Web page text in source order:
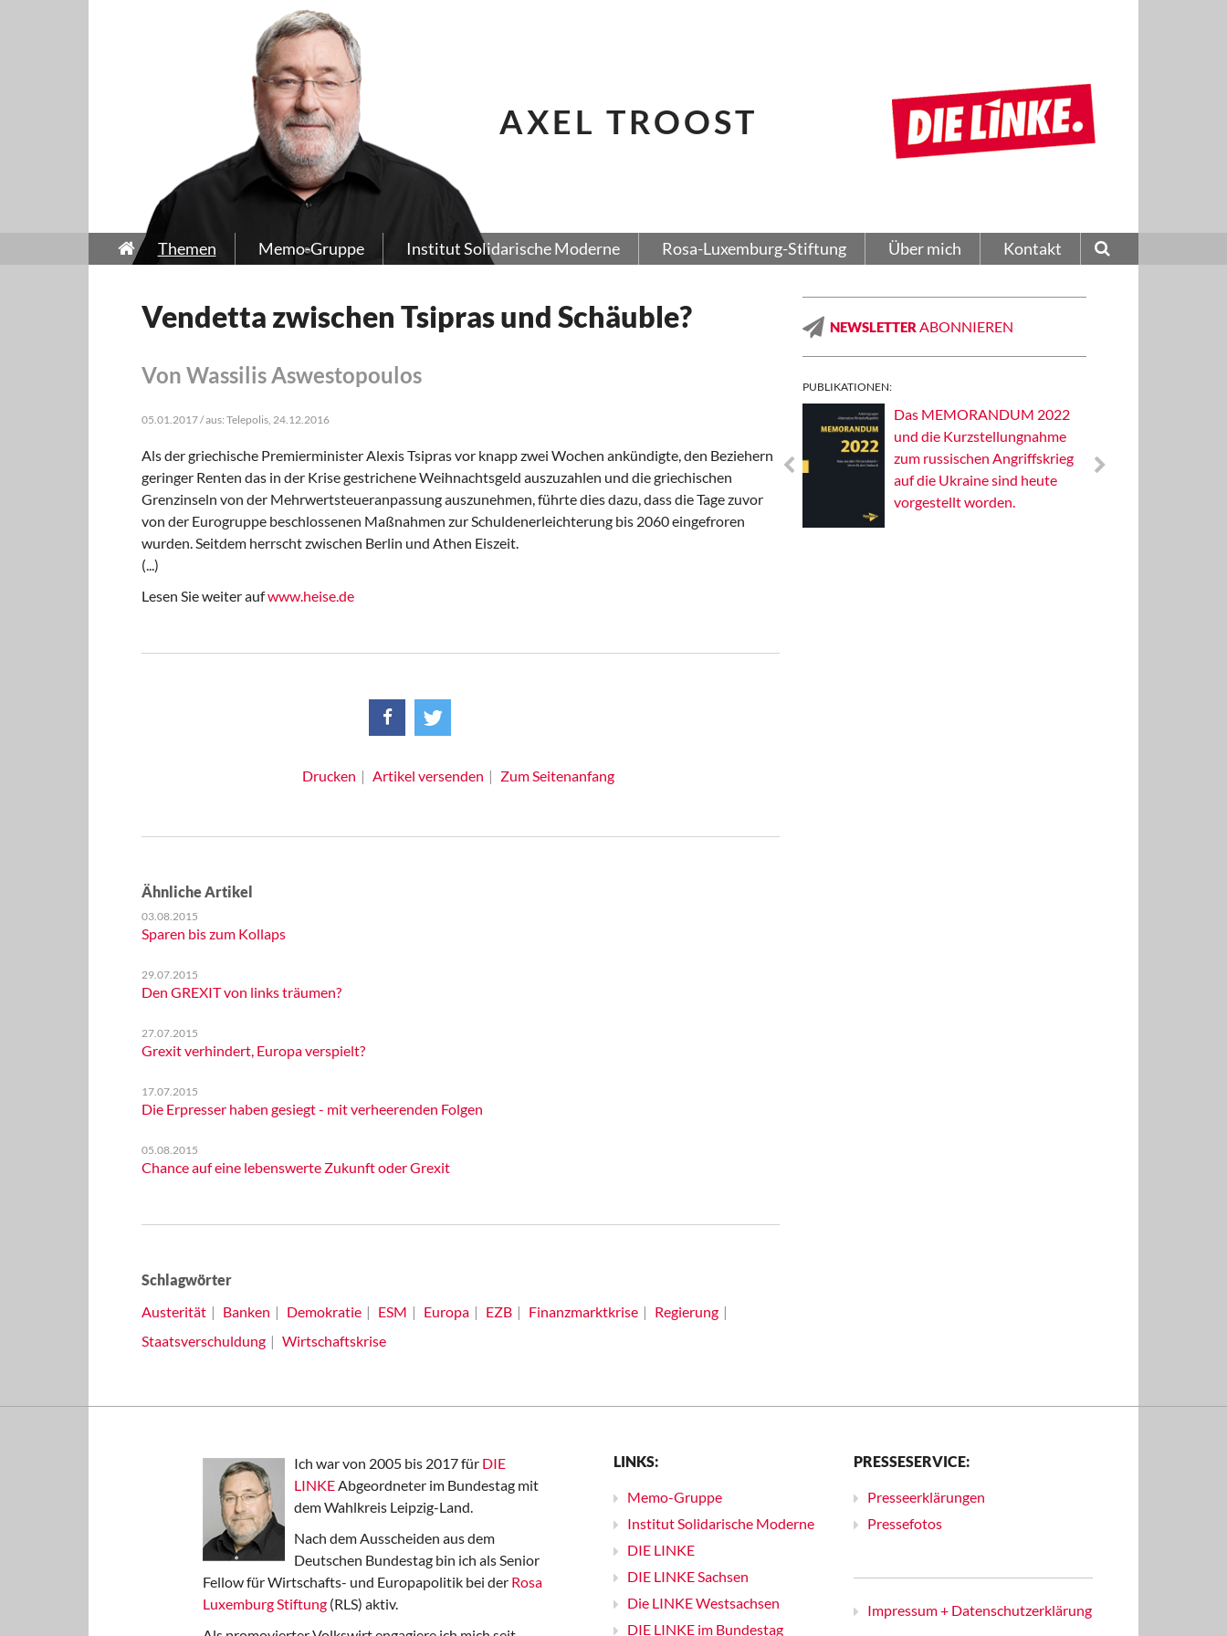
AXEL TROOST
Themen Memo-Gruppe Institut Solidarische Moderne Rosa-Luxemburg-Stiftung Über mich Kontakt
Vendetta zwischen Tsipras und Schäuble?
Von Wassilis Aswestopoulos
05.01.2017 / aus: Telepolis, 24.12.2016
Als der griechische Premierminister Alexis Tsipras vor knapp zwei Wochen ankündigte, den Beziehern
geringer Renten das in der Krise gestrichene Weihnachtsgeld auszuzahlen und die griechischen
Grenzinseln von der Mehrwertsteueranpassung auszunehmen, führte dies dazu, dass die Tage zuvor
von der Eurogruppe beschlossenen Maßnahmen zur Schuldenerleichterung bis 2060 eingefroren
wurden. Seitdem herrscht zwischen Berlin und Athen Eiszeit.
(...)
Lesen Sie weiter aufwww.heise.de
Drucken Artikel versenden Zum Seitenanfang
Ähnliche Artikel
03.08.2015
Sparen bis zum Kollaps
29.07.2015
Den GREXIT von links träumen?
27.07.2015
Grexit verhindert, Europa verspielt?
17.07.2015
Die Erpresser haben gesiegt - mit verheerenden Folgen
05.08.2015
Chance auf eine lebenswerte Zukunft oder Grexit
Schlagwörter
Austerität
Banken Demokratie ESM Europa EZB Finanzmarktkrise
Regierung
Staatsverschuldung
Wirtschaftskrise
NEWSLETTER ABONNIEREN
PUBLIKATIONEN:
Das MEMORANDUM 2022
und die Kurzstellungnahme
zum russischen Angriffskrieg
auf die Ukraine sind heute
vorgestellt worden.
Ich war von 2005 bis 2017 für DIE
LINKEAbgeordneter im Bundestag mit
dem Wahlkreis Leipzig-Land.
Nach dem Ausscheiden aus dem
Deutschen Bundestag bin ich als Senior
Fellow für Wirtschafts- und Europapolitik bei der Rosa
Luxemburg Stiftung (RLS) aktiv.
LINKS:
Memo-Gruppe
Institut Solidarische Moderne
DIE LINKE
DIE LINKE Sachsen
Die LINKE Westsachsen
DIE LINKE im Bundestag
PRESSESERVICE:
Presseerklärungen
Pressefotos
Impressum + Datenschutzerklärung